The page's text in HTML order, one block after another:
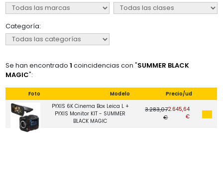
Categoría:
Se han encontrado1 coincidencias con "SUMMER BLACK
MAGIC":
Foto Modelo
Precio/ud
PYXIS 6K Cinema Box Leica L +
PYXIS Monitor KIT - SUMMER
BLACK MAGIC
3.283,07
€
2.645,64
€